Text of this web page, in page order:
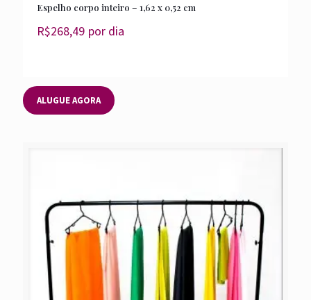
Espelho corpo inteiro – 1,62 x 0,52 cm
R$268,49 por dia
ALUGUE AGORA